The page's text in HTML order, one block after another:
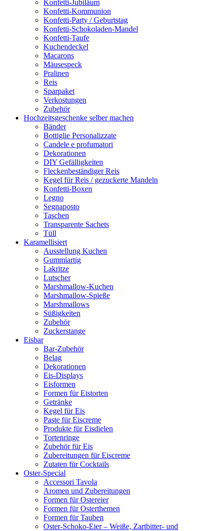
Konfetti-Jubiläum
Konfetti-Kommunion
Konfetti-Party / Geburtstag
Konfetti-Schokoladen-Mandel
Konfetti-Taufe
Kuchendeckel
Macarons
Mäusespeck
Pralinen
Reis
Sparpaket
Verkostungen
Zubehör
Hochzeitsgeschenke selber machen
Bänder
Bottiglie Personalizzate
Candele e profumatori
Dekorationen
DIY Gefälligkeiten
Fleckenbeständiger Reis
Kegel für Reis / gezuckerte Mandeln
Konfetti-Boxen
Legno
Segnaposto
Taschen
Transparente Sachets
Tüll
Karamellisiert
Ausstellung Kuchen
Gummiartig
Lakritze
Lutscher
Marshmallow-Kuchen
Marshmallow-Spieße
Marshmallows
Süßigkeiten
Zubehör
Zuckerstange
Eisbar
Bar-Zubehör
Belag
Dekorationen
Eis-Displays
Eisformen
Formen für Eistorten
Getränke
Kegel für Eis
Paste für Eiscreme
Produkte für Eisdielen
Tortenringe
Zubehör für Eis
Zubereitungen für Eiscreme
Zutaten für Cocktails
Oster-Special
Accessori Tavola
Aromen und Zubereitungen
Formen für Ostereier
Formen für Osterthemen
Formen für Tauben
Oster-Schoko-Eier – Weiße, Zartbitter- und